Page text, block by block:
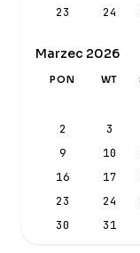
23
24
Marzec 2026
PON WT
2
3
9
10
16
17
23
24
30
31